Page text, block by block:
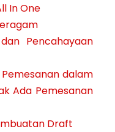
In One
Pencahayaan
dalam
Ada Pemesanan
Draft